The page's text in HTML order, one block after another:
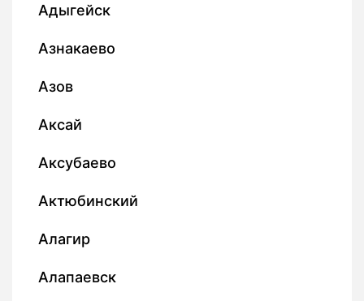
Адыгейск
Азнакаево
Азов
Аксай
Аксубаево
Актюбинский
Алагир
Алапаевск